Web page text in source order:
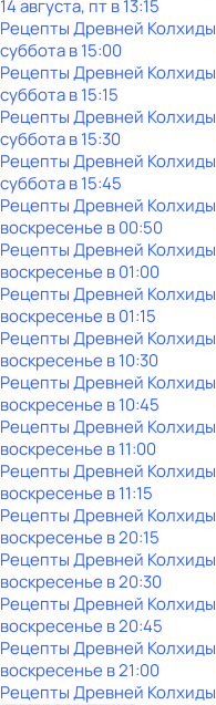
14 августа, пт в 13:15
Рецепты Древней Колхиды
субботав15:00
Рецепты Древней Колхиды
субботав15:15
Рецепты Древней Колхиды
субботав15:30
Рецепты Древней Колхиды
субботав15:45
Рецепты Древней Колхиды
воскресенье в00:50
Рецепты Древней Колхиды
воскресенье в01:00
Рецепты Древней Колхиды
воскресенье в01:15
Рецепты Древней Колхиды
воскресенье в10:30
Рецепты Древней Колхиды
воскресенье в10:45
Рецепты Древней Колхиды
воскресенье в11:00
Рецепты Древней Колхиды
воскресенье в11:15
Рецепты Древней Колхиды
воскресенье в20:15
Рецепты Древней Колхиды
воскресенье в20:30
Рецепты Древней Колхиды
воскресенье в20:45
Рецепты Древней Колхиды
воскресенье в21:00
Рецепты Древней Колхиды